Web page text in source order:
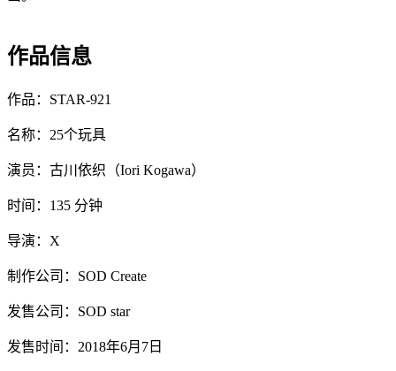
作品信息
作品：STAR-921
名称：25个玩具
演员：古川依织（Iori Kogawa）
时间：135 分钟
导演：X
制作公司：SOD Create
发售公司：SOD star
发售时间：2018年6月7日